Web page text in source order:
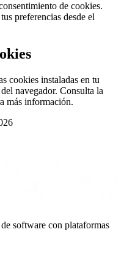
de cookies.
preferencias desde el
cookies instaladas en tu
navegador. Consulta la
más información.
software con plataformas